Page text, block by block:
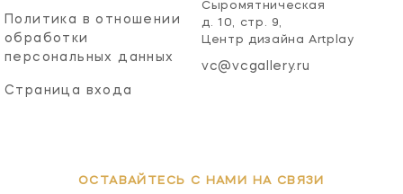
Политика в отношении
обработки
персональных данных
Страница входа
Сыромятническая
д. 10, стр. 9,
Центр дизайна Artplay
vc@vcgallery.ru
ОСТАВАЙТЕСЬ С НАМИ НА СВЯЗИ